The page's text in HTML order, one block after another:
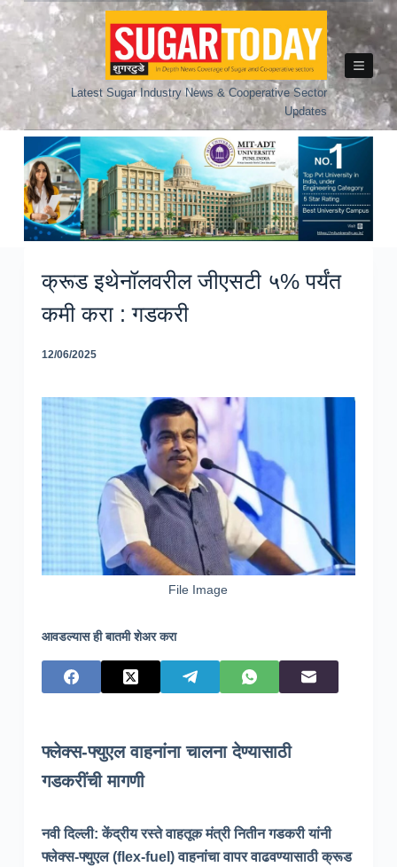
Skip
to
Latest Sugar Industry News & Cooperative Sector
Updates
क्रूड इथेनॉलवरील जीएसटी ५% पर्यंत
कमी करा : गडकरी
12/06/2025
File Image
आवडल्यास ही बातमी शेअर करा
फ्लेक्स-फ्युएल वाहनांना चालना देण्यासाठी
गडकरींची मागणी
नवी दिल्ली: केंद्रीय रस्ते वाहतूक मंत्री नितीन गडकरी यांनी
फ्लेक्स-फ्युएल (flex-fuel) वाहनांचा वापर वाढवण्यासाठी क्रूड